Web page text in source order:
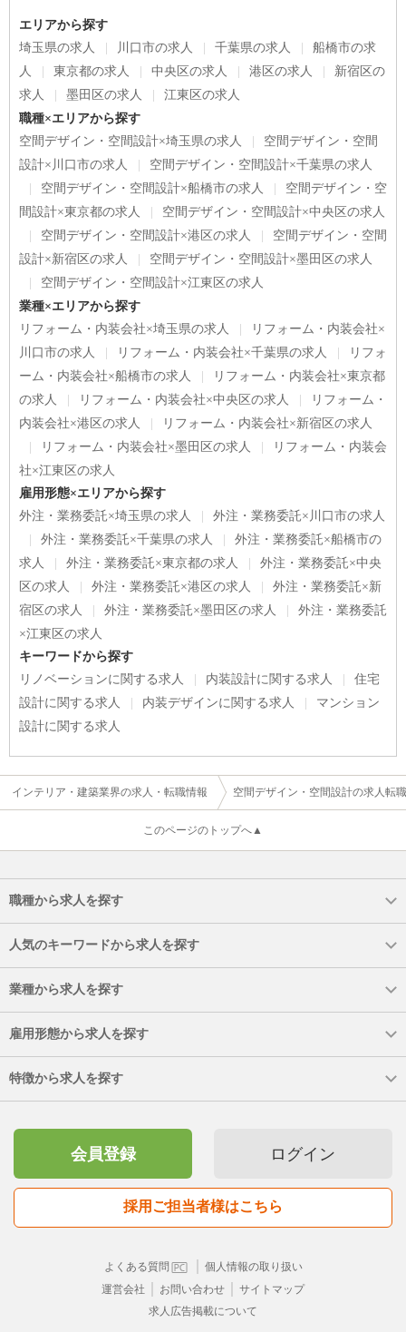
エリアから探す
埼玉県の求人
川口市の求人 千葉県の求人
船橋市の求
人
東京都の求人 中央区の求人 港区の求人
新宿区の
求人
墨田区の求人
江東区の求人
職種×エリアから探す
空間デザイン・空間設計×埼玉県の求人
空間デザイン・空間
設計×川口市の求人
空間デザイン・空間設計×千葉県の求人
空間デザイン・空間設計×船橋市の求人
空間デザイン・空
間設計×東京都の求人
空間デザイン・空間設計×中央区の求人
空間デザイン・空間設計×港区の求人
空間デザイン・空間
設計×新宿区の求人
空間デザイン・空間設計×墨田区の求人
空間デザイン・空間設計×江東区の求人
業種×エリアから探す
リフォーム・内装会社×埼玉県の求人
リフォーム・内装会社×
川口市の求人
リフォーム・内装会社×千葉県の求人
リフォ
ーム・内装会社×船橋市の求人
リフォーム・内装会社×東京都
の求人
リフォーム・内装会社×中央区の求人
リフォーム・
内装会社×港区の求人
リフォーム・内装会社×新宿区の求人
リフォーム・内装会社×墨田区の求人
リフォーム・内装会
社×江東区の求人
雇用形態×エリアから探す
外注・業務委託×埼玉県の求人
外注・業務委託×川口市の求人
外注・業務委託×千葉県の求人
外注・業務委託×船橋市の
求人
外注・業務委託×東京都の求人
外注・業務委託×中央
区の求人
外注・業務委託×港区の求人
外注・業務委託×新
宿区の求人
外注・業務委託×墨田区の求人
外注・業務委託
×江東区の求人
キーワードから探す
リノベーションに関する求人
内装設計に関する求人
住宅
設計に関する求人
内装デザインに関する求人
マンション
設計に関する求人
インテリア・建築業界の求人・転職情報 空間デザイン・空間設計の求人転
このページのトップへ▲
職種から求人を探す
人気のキーワードから求人を探す
業種から求人を探す
雇用形態から求人を探す
特徴から求人を探す
会員登録 ログイン
採用ご担当者様はこちら
よくある質問
個人情報の取り扱い
運営会社
お問い合わせ
サイトマップ
求人広告掲載について